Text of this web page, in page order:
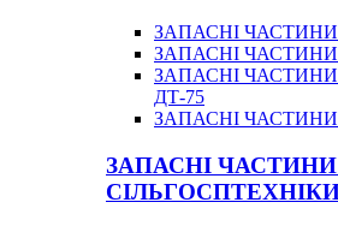
ЗАПАСНІ
ЗАПАСНІ
ЗАПАСНІ ЧАСТИНИ
ДТ-75
ЗАПАСНІ ЧАСТИНИ
ЗАПАСНІ